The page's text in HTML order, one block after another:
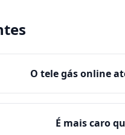
O tele gás online
É mais caro